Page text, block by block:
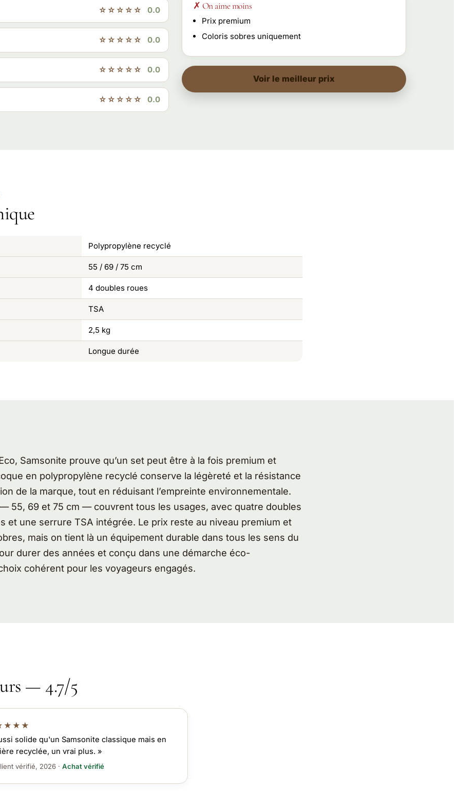
☆☆☆☆☆ 0.0
☆☆☆☆☆ 0.0
☆☆☆☆☆ 0.0
☆☆☆☆☆ 0.0
✗ On aime moins
Prix premium
Coloris sobres uniquement
Voir le meilleur prix
Polypropylène recyclé
55 / 69 / 75 cm
4 doubles roues
TSA
2,5 kg
Longue durée
Samsonite prouve qu’un set peut être à la fois premium et
en polypropylène recyclé conserve la légèreté et la résistance
de la marque, tout en réduisant l’empreinte environnementale.
55, 69 et 75 cm — couvrent tous les usages, avec quatre doubles
et une serrure TSA intégrée. Le prix reste au niveau premium et
mais on tient là un équipement durable dans tous les sens du
durer des années et conçu dans une démarche éco-
cohérent pour les voyageurs engagés.
— 4.7/5
solide qu'un Samsonite classique mais en
recyclée, un vrai plus. »
vérifié, 2026 ·Achat vérifié